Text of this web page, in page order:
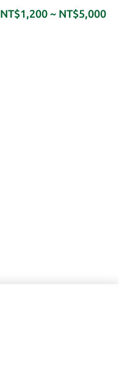
NT$1,200 ~ NT$5,000